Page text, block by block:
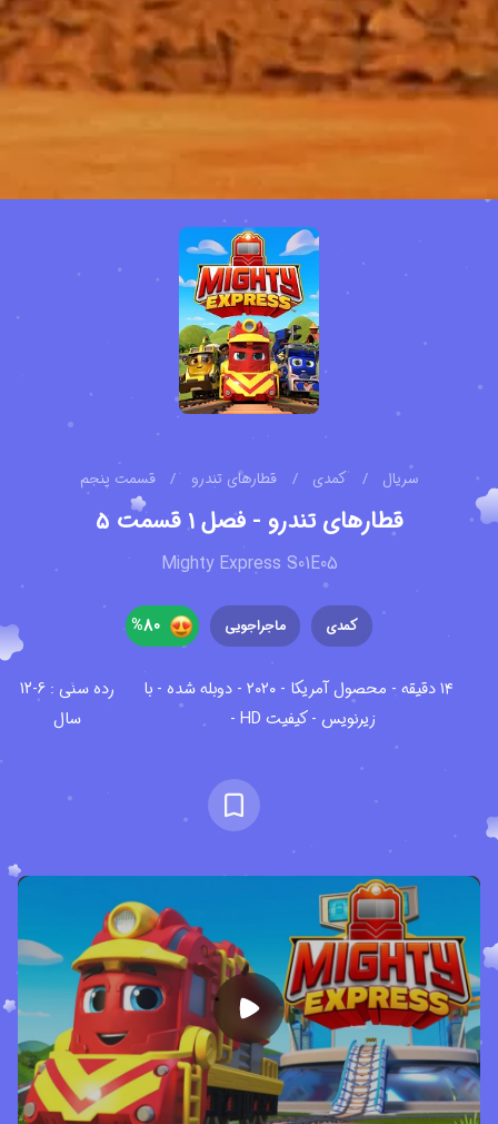
سریال / کمدی / ‫قطارهای تندرو / قسمت پنجم
‫قطارهای تندرو - فصل ۱ قسمت ۵
Mighty Express S01E05
کمدی ماجراجویی 80
%
۱۴ دقیقه - محصول آمریکا - ۲۰۲۰ - دوبله شده - با
زیرنویس - کیفیت HD -
رده سنی : 6-12
سال